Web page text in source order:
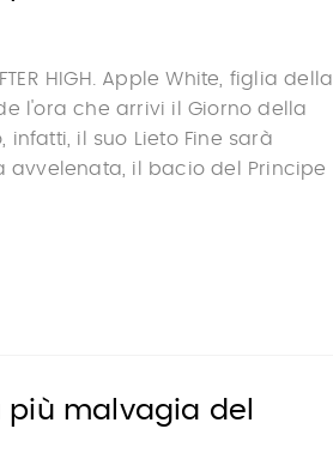
HIGH. Apple White, figlia della
l'ora che arrivi il Giorno della
infatti, il suo Lieto Fine sarà
avvelenata, il bacio del Principe
più malvagia del